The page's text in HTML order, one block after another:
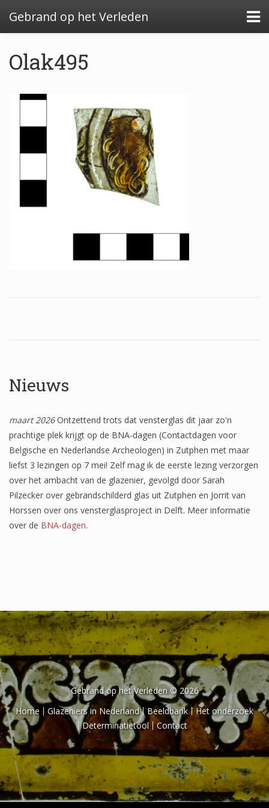
Gebrand op het Verleden
Algemeen: Glazeniersafval in Nederland
Algemeen: de glazenier
Uitwerking: Zutphen-Dieserstraat, 1583-1600
Uitwerking: Oldenzaal-Boterstraat, 1650-1700
Quickscan: Groenlo-Nieuwstad, 1650-1800
Geometrische patronen
Boordglazen
Omlijsting
Teksten
Onbeschilderd glas
Literatuurlijst
Nieuws
maart 2026Ontzettend trots dat vensterglas dit jaar zo'n
prachtige plek krijgt op de BNA-dagen (Contactdagen voor
Belgische en Nederlandse Archeologen) in Zutphen met maar
liefst 3 lezingen op 7 mei! Zelf mag ik de eerste lezing verzorgen
over het ambacht van de glazenier, gevolgd door Sarah
Pilzecker over gebrandschilderd glas uit Zutphen en Jorrit van
Horssen over ons vensterglasproject in Delft. Meer informatie
over de BNA-dagen.
Olak495
Gebrand op het Verleden © 2026
Home
Glazeniers in Nederland Beeldbank
Het onderzoek
Determinatietool
Contact